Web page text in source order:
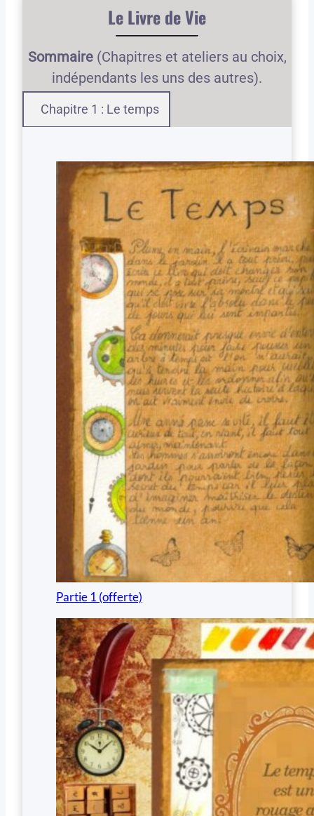
Le Livre de Vie
Sommaire(Chapitres et ateliers au choix,
indépendants les uns des autres).
Chapitre 1 : Le temps
Partie 1 (offerte)